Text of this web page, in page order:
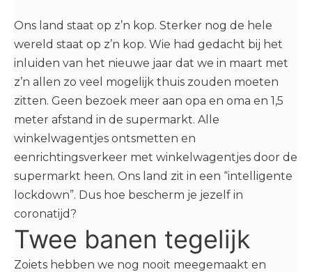
Ons land staat op z’n kop. Sterker nog de hele
wereld staat op z’n kop. Wie had gedacht bij het
inluiden van het nieuwe jaar dat we in maart met
z’n allen zo veel mogelijk thuis zouden moeten
zitten. Geen bezoek meer aan opa en oma en 1,5
meter afstand in de supermarkt. Alle
winkelwagentjes ontsmetten en
eenrichtingsverkeer met winkelwagentjes door de
supermarkt heen. Ons land zit in een “intelligente
lockdown”. Dus hoe bescherm je jezelf in
coronatijd?
Twee banen tegelijk
Zoiets hebben we nog nooit meegemaakt en